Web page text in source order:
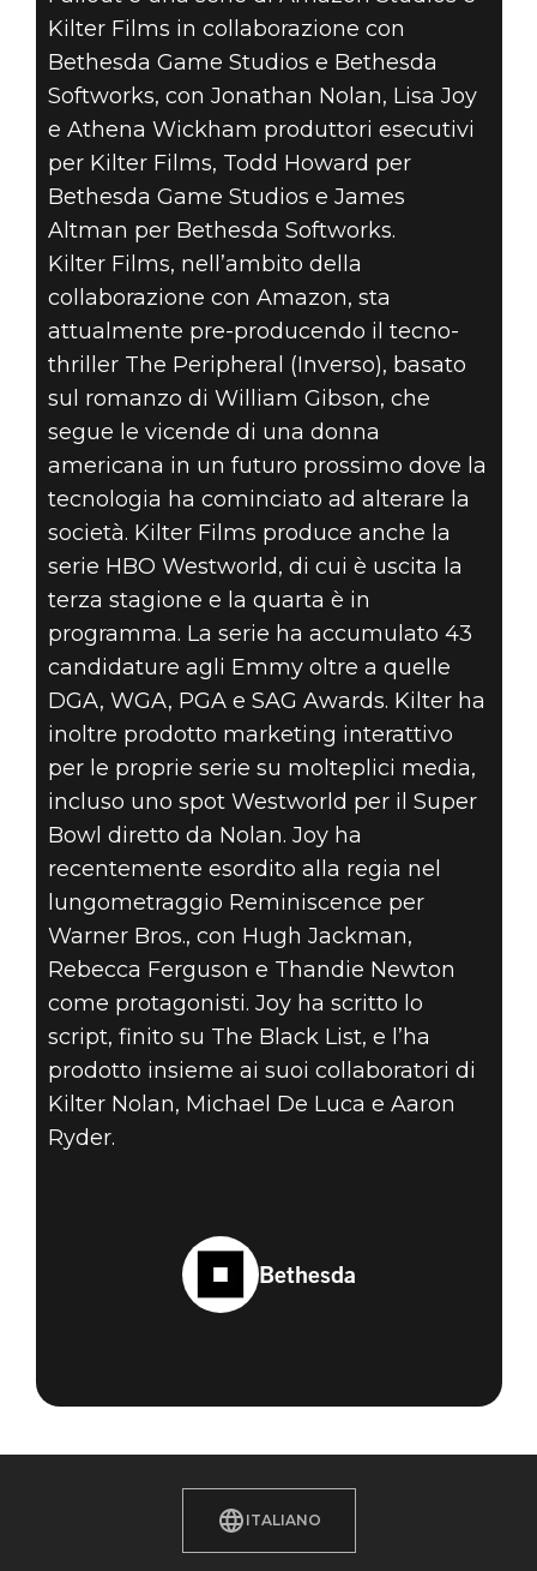
Kilter Films in collaborazione con
Bethesda Game Studios e Bethesda
Softworks, con Jonathan Nolan, Lisa Joy
e Athena Wickham produttori esecutivi
per Kilter Films, Todd Howard per
Bethesda Game Studios e James
Altman per Bethesda Softworks.
Kilter Films, nell’ambito della
collaborazione con Amazon, sta
attualmente pre-producendo il tecno-
thriller The Peripheral (Inverso), basato
sul romanzo di William Gibson, che
segue le vicende di una donna
americana in un futuro prossimo dove la
tecnologia ha cominciato ad alterare la
società. Kilter Films produce anche la
serie HBO Westworld, di cui è uscita la
terza stagione e la quarta è in
programma. La serie ha accumulato 43
candidature agli Emmy oltre a quelle
DGA, WGA, PGA e SAG Awards. Kilter ha
inoltre prodotto marketing interattivo
per le proprie serie su molteplici media,
incluso uno spot Westworld per il Super
Bowl diretto da Nolan. Joy ha
recentemente esordito alla regia nel
lungometraggio Reminiscence per
Warner Bros., con Hugh Jackman,
Rebecca Ferguson e Thandie Newton
come protagonisti. Joy ha scritto lo
script, finito su The Black List, e l’ha
prodotto insieme ai suoi collaboratori di
Kilter Nolan, Michael De Luca e Aaron
Ryder.
Bethesda
ITALIANO